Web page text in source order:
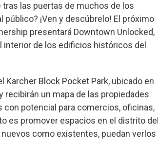
las puertas de muchos de los
¡Ven y descúbrelo! El próximo
presentará Downtown Unlocked,
de los edificios históricos del
Block Pocket Park, ubicado en
recibirán un mapa de las propiedades
con potencial para comercios, oficinas,
es promover espacios en el distrito del
como existentes, puedan verlos